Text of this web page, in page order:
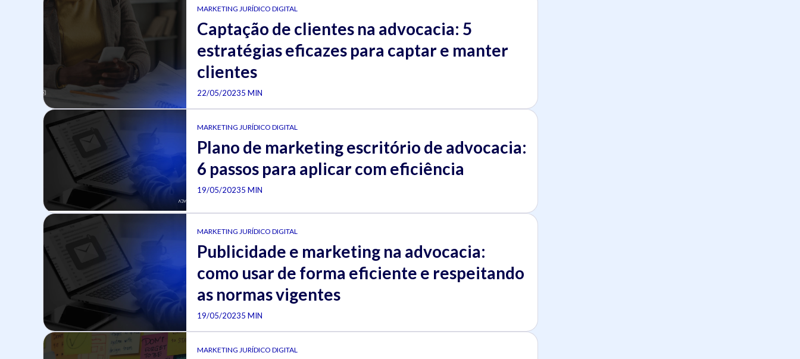
MARKETING JURÍDICO DIGITAL
Captação de clientes na advocacia: 5
estratégias eficazes para captar e manter
clientes
22/05/20235 MIN
MARKETING JURÍDICO DIGITAL
Plano de marketing escritório de advocacia:
6 passos para aplicar com eficiência
19/05/20235 MIN
MARKETING JURÍDICO DIGITAL
Publicidade e marketing na advocacia:
como usar de forma eficiente e respeitando
as normas vigentes
19/05/20235 MIN
MARKETING JURÍDICO DIGITAL